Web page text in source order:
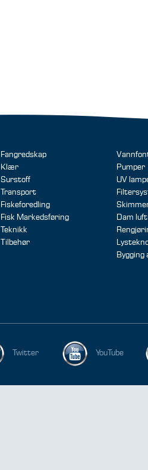
Fangredskap
Klær
Surstoff
Transport
Fiskeforedling
Fisk Markedsføring
Teknikk
Tilbehør
Pumper
UV
Dam
Bygging
Twitter YouTube